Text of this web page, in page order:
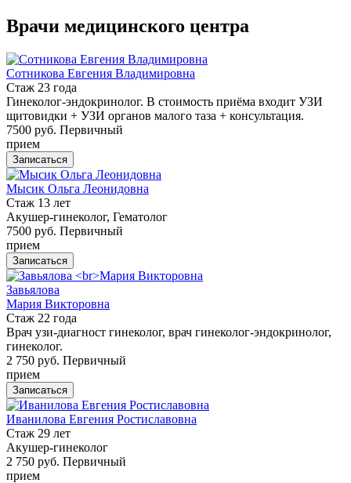
Врачи медицинского центра
Сотникова Евгения Владимировна
Стаж 23 года
Гинеколог-эндокринолог. В стоимость приёма входит УЗИ
щитовидки + УЗИ органов малого таза + консультация.
7500 руб. Первичный
прием
Записаться
Мысик Ольга Леонидовна
Стаж 13 лет
Акушер-гинеколог, Гематолог
7500 руб. Первичный
прием
Записаться
Завьялова
Мария Викторовна
Стаж 22 года
Врач узи-диагност гинеколог, врач гинеколог-эндокринолог,
гинеколог.
2 750 руб. Первичный
прием
Записаться
Иванилова Евгения Ростиславовна
Стаж 29 лет
Акушер-гинеколог
2 750 руб. Первичный
прием